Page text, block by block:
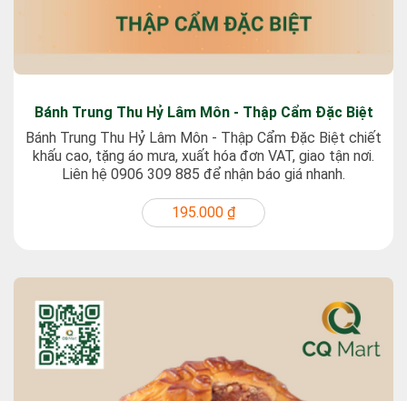
Bánh Trung Thu Hỷ Lâm Môn - Thập Cẩm Đặc Biệt
Bánh Trung Thu Hỷ Lâm Môn - Thập Cẩm Đặc Biệt chiết
khấu cao, tặng áo mưa, xuất hóa đơn VAT, giao tận nơi.
Liên hệ 0906 309 885 để nhận báo giá nhanh.
195.000 ₫